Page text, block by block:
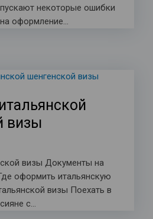
некоторые ошибки
оформление...
визы
визы Документы на
оформить итальянскую
визы Поехать в
с…